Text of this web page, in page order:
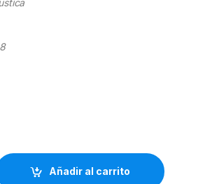
- Felipe Durán Ramírez / Grupo Latino
Añadir al carrito